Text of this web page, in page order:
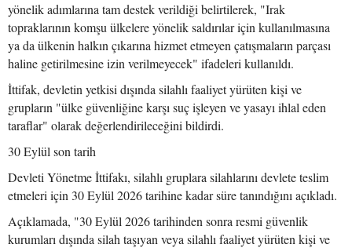
yönelik adımlarına tam destek verildiği belirtilerek, "Irak
topraklarının komşu ülkelere yönelik saldırılar için kullanılmasına
ya da ülkenin halkın çıkarına hizmet etmeyen çatışmaların parçası
haline getirilmesine izin verilmeyecek" ifadeleri kullanıldı.
İttifak, devletin yetkisi dışında silahlı faaliyet yürüten kişi ve
grupların "ülke güvenliğine karşı suç işleyen ve yasayı ihlal eden
taraflar" olarak değerlendirileceğini bildirdi.
30 Eylül son tarih
Devleti Yönetme İttifakı, silahlı gruplara silahlarını devlete teslim
etmeleri için 30 Eylül 2026 tarihine kadar süre tanındığını açıkladı.
Açıklamada, "30 Eylül 2026 tarihinden sonra resmi güvenlik
kurumları dışında silah taşıyan veya silahlı faaliyet yürüten kişi ve